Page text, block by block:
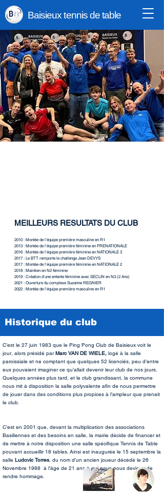
Baisieux tennis de table
MEILLEURS RESULTATS DU CLUB
2010 : Montée de l’équipe première masculine en R1
2013 : Montée de l’équipe première féminine en PRENATIONALE
2016 : Montée de l'équipe première féminine en NATIONALE 3
2017 : Le BTT remporte le challenge Jean DEVYS
2017 : Montée de l'équipe première féminine en NATIONALE 2
2018 : Maintien en N2 féminine
2019 : Création d'une entente féminine avec SECLIN en N3 (2 Ans)
2021 : Ouverture du complexe Suzanne REGNIER
2022 : Montée de l'équipe première masculine en R1
Historique du club
C’est le 27 juin 1983 que le Ping Pong Club de Baisieux voit le
jour, alors présidé parMarc VAN DE WIELE, logé à la salle
paroissiale et ne comptant que quelques 52 licenciés, peu d’entre
eux pouvaient imaginer ce qu’allait devenir leur club de nos jours.
Quelques années plus tard, et le club grandissant, la commune
nous mit à disposition la salle polyvalente afin de nous permettre
de jouer dans des conditions plus propices à l’ampleur que prenait
le club.
C’est en 2001 que, devant la multiplication des associations
Basiliennes et des besoins en salle, la mairie décide de financer et
de mettre à notre disposition une salle spécifique Tennis de Table
pouvant accueillir 18 tables. Ainsi est inaugurée le 15 septembre la
salle Ludovic Torres, du nom d’un ancien joueur décédé le 26
Novembre 1988 à l’âge de 21 ans à qui nous nous devions de
rendre hommage.